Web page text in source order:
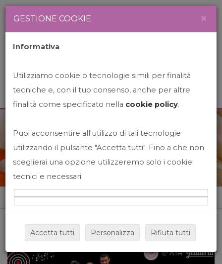
News&Events
Home News&events
GESTIONE COOKIE ×
Informativa
Utilizziamo cookie o tecnologie simili per finalità
tecniche e, con il tuo consenso, anche per altre
finalità come specificato nella cookie policy.
Puoi acconsentire all'utilizzo di tali tecnologie
utilizzando il pulsante "Accetta tutti". Fino a che non
sceglierai una opzione utilizzeremo solo i cookie
tecnici e necessari.
Accetta tutti Personalizza Rifiuta tutti